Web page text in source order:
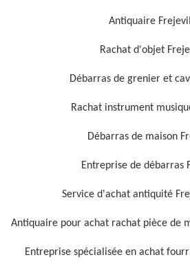
Antiquaire
Rachat d'objet
Débarras de grenier et
Rachat instrument
Débarras de maison
Entreprise de débarras
Service d'achat antiquité
Antiquaire pour achat rachat pièce de
Entreprise spécialisée en achat